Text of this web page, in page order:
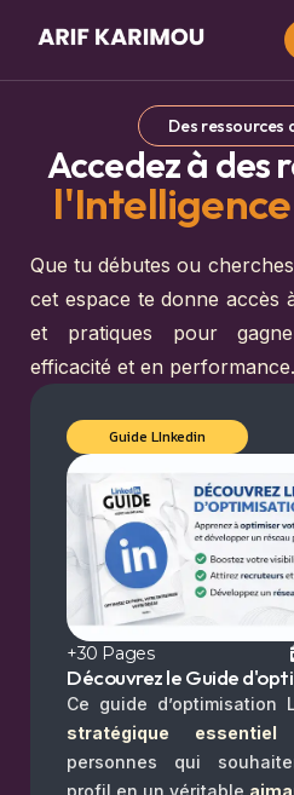
Réalisations
Prestations
Ressources
Formations
Blog
Des ressources
Accedez à des
Que tu débutes ou
cet espace te donne accès
et pratiques pour
efficacité et en performance.
Guide LInkedin
+30 Pages
Découvrez le Guide
Ce guide d’optimisation
stratégique essentiel
personnes qui